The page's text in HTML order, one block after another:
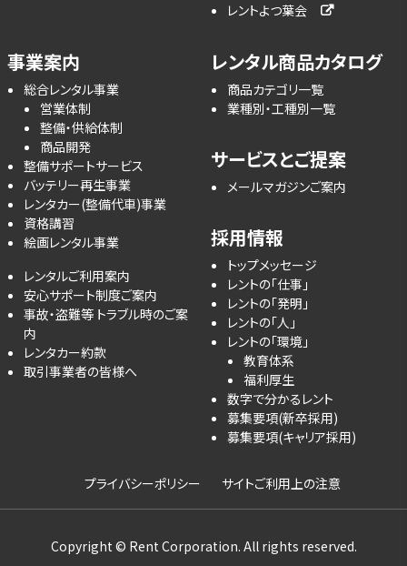
レントよつ葉会
事業案内
総合レンタル事業
営業体制
整備・供給体制
商品開発
整備サポートサービス
バッテリー再生事業
レンタカー(整備代車)事業
資格講習
絵画レンタル事業
レンタルご利用案内
安心サポート制度ご案内
事故・盗難等 トラブル時のご案
内
レンタカー約款
取引事業者の皆様へ
レンタル商品カタログ
商品カテゴリ一覧
業種別・工種別一覧
サービスとご提案
メールマガジンご案内
採用情報
トップメッセージ
レントの「仕事」
レントの「発明」
レントの「人」
レントの「環境」
教育体系
福利厚生
数字で分かるレント
募集要項(新卒採用)
募集要項(キャリア採用)
プライバシーポリシー サイトご利用上の注意
Copyright © Rent Corporation. All rights reserved.